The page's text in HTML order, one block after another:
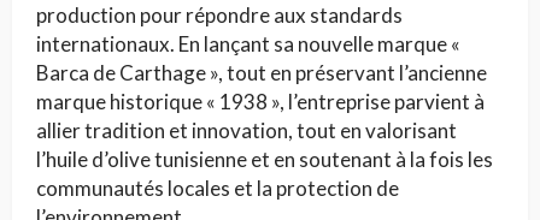
production pour répondre aux standards
internationaux. En lançant sa nouvelle marque «
Barca de Carthage », tout en préservant l’ancienne
marque historique « 1938 », l’entreprise parvient à
allier tradition et innovation, tout en valorisant
l’huile d’olive tunisienne et en soutenant à la fois les
communautés locales et la protection de